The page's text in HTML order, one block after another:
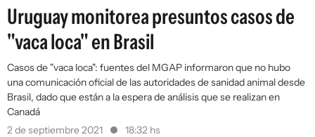
Uruguay monitorea presuntos casos de
"vaca loca" en Brasil
Casos de "vaca loca": fuentes del MGAP informaron que no hubo
una comunicación oficial de las autoridades de sanidad animal desde
Brasil, dado que están a la espera de análisis que se realizan en
Canadá
2 de septiembre 2021
18:32 hs